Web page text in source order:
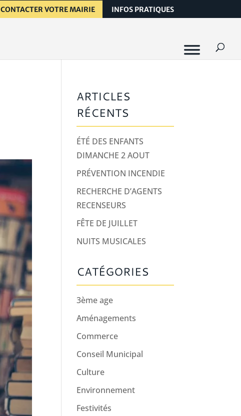
CONTACTER VOTRE MAIRIE INFOS PRATIQUES
ARTICLES
RÉCENTS
ÉTÉ DES ENFANTS
DIMANCHE 2 AOUT
PRÉVENTION INCENDIE
RECHERCHE D’AGENTS
RECENSEURS
FÊTE DE JUILLET
NUITS MUSICALES
CATÉGORIES
3ème age
Aménagements
Commerce
Conseil Municipal
Culture
Environnement
Festivités